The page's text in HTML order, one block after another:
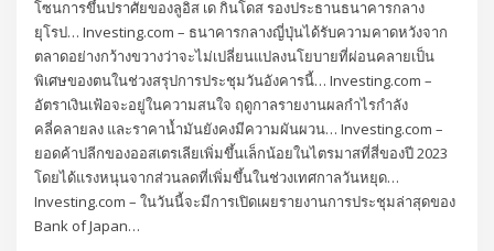
โซนการขึ้นปราศัยของลูอิส เด กินโดส รองประธานธนาคารกลาง
ยุโรป… Investing.com – ธนาคารกลางญี่ปุ่นได้รับความคาดหวังจาก
ตลาดอย่างกว้างขวางว่าจะไม่เปลี่ยนแปลงนโยบายที่ผ่อนคลายเป็น
พิเศษของตนในช่วงสรุปการประชุมวันอังคารนี้… Investing.com –
อัตราเงินเฟ้อจะอยู่ในความสนใจ ฤดูกาลรายงานผลกำไรกำลัง
คลี่คลายลง และราคาน้ำมันยังคงมีความผันผวน… Investing.com –
ยอดค้าปลีกของออสเตรเลียเพิ่มขึ้นเล็กน้อยในไตรมาสที่สี่ของปี 2023
โดยได้แรงหนุนจากส่วนลดที่เพิ่มขึ้นในช่วงเทศกาลวันหยุด…
Investing.com – ในวันนี้จะมีการเปิดเผยรายงานการประชุมล่าสุดของ
Bank of Japan…